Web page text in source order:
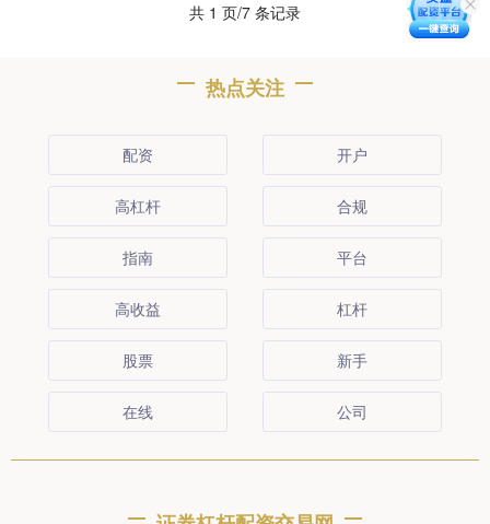
共 1 页/7 条记录
热点关注
配资 开户
高杠杆 合规
指南 平台
高收益 杠杆
股票 新手
在线 公司